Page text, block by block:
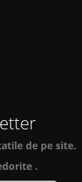
de pe site.
.